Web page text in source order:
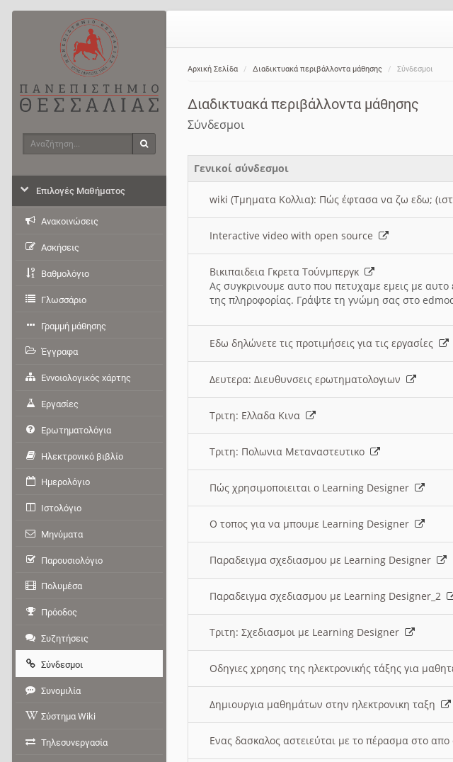
Αρχική Σελίδα Διαδικτυακά περιβάλλοντα μάθησης Σύνδεσμοι
Διαδικτυακά περιβάλλοντα μάθησης
Σύνδεσμοι
Γενικοί σύνδεσμοι
wiki (Τμηματα Κολλια): Πώς έφτασα να ζω εδω;
Interactive video with open source
Βικιπαιδεια Γκρετα Τούνμπεργκ
Ας συγκρινουμε αυτο που πετυχαμε εμεις με
της πληροφορίας. Γράψτε τη γνώμη σας στο
Εδω δηλώνετε τις προτιμήσεις για τις εργασίες
Δευτερα: Διευθυνσεις ερωτηματολογιων
Τριτη: Ελλαδα Κινα
Τριτη: Πολωνια Μεταναστευτικο
Πώς χρησιμοποιειται ο Learning Designer
O τοπος για να μπουμε Learning Designer
Παραδειγμα σχεδιασμου με Learning Designer
Παραδειγμα σχεδιασμου με Learning Designer_2
Τριτη: Σχεδιασμοι με Learning Designer
Οδηγιες χρησης της ηλεκτρονικής τάξης για
Δημιουργια μαθημάτων στην ηλεκτρονικη ταξη
Ενας δασκαλος αστειεύται με το πέρασμα στο
Αναζήτηση
Επιλογές Μαθήματος
Ανακοινώσεις
Ασκήσεις
Βαθμολόγιο
Γλωσσάριο
Γραμμή μάθησης
Έγγραφα
Εννοιολογικός χάρτης
Εργασίες
Ερωτηματολόγια
Ηλεκτρονικό βιβλίο
Ημερολόγιο
Ιστολόγιο
Μηνύματα
Παρουσιολόγιο
Πολυμέσα
Πρόοδος
Συζητήσεις
Σύνδεσμοι
Συνομιλία
Σύστημα Wiki
Τηλεσυνεργασία